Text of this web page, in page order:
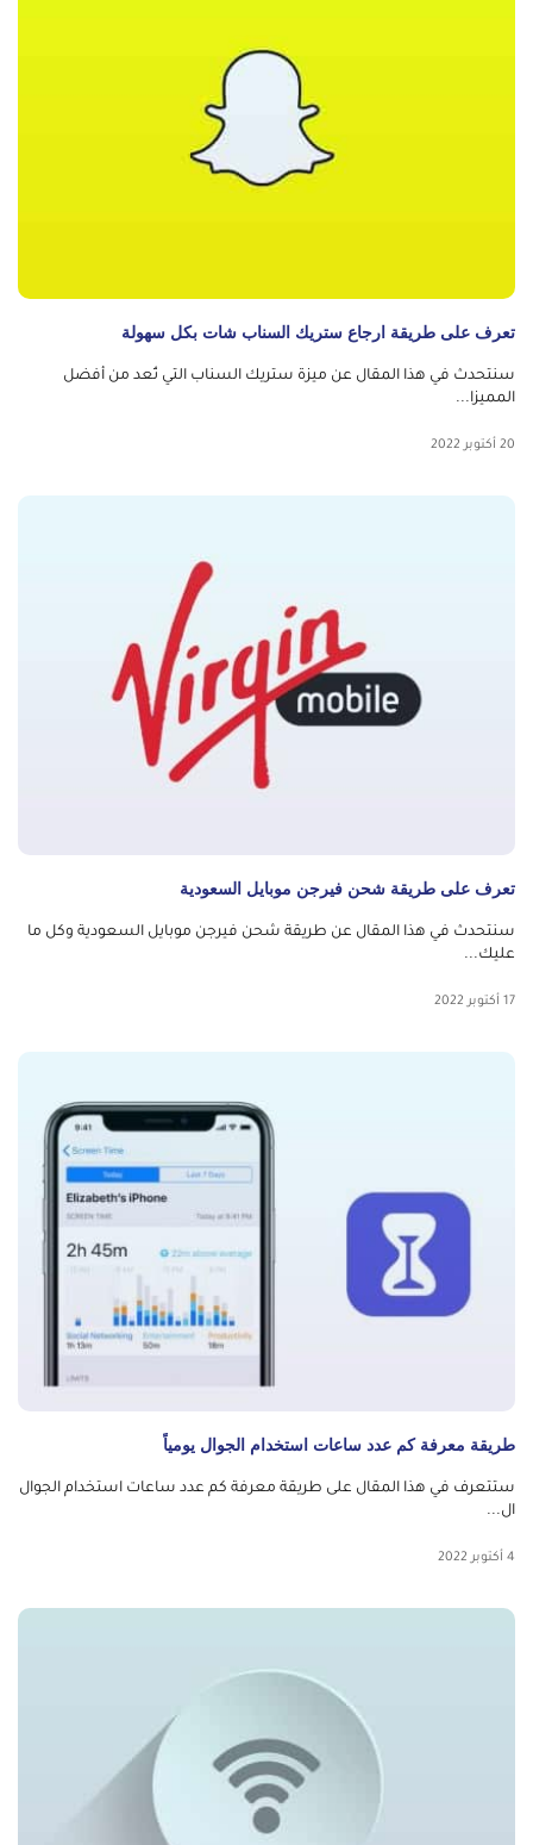
تعرف على طريقة ارجاع ستريك السناب شات بكل سهولة
سنتحدث في هذا المقال عن ميزة ستريك السناب التي تُعد من أفضل
المميزا...
20 أكتوبر 2022
تعرف على طريقة شحن فيرجن موبايل السعودية
سنتحدث في هذا المقال عن طريقة شحن فيرجن موبايل السعودية وكل ما
عليك...
17 أكتوبر 2022
طريقة معرفة كم عدد ساعات استخدام الجوال يومياً
ستتعرف في هذا المقال على طريقة معرفة كم عدد ساعات استخدام الجوال
ال...
4 أكتوبر 2022